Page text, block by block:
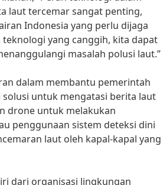
laut tercemar sangat penting,
Indonesia yang perlu dijaga
yang canggih, kita dapat
masalah polusi laut.”
dalam membantu pemerintah
untuk mengatasi berita laut
drone untuk melakukan
penggunaan sistem deteksi dini
laut oleh kapal-kapal yang
dari organisasi lingkungan